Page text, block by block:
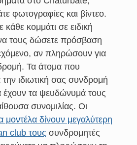
φωτογραφίες και βίντεο.
κάθε κομμάτι σε ειδική
τους δώσετε πρόσβαση
αν πληρώσουν για
Τα άτομα που
ιδιωτική σας συνδρομή
τα ψευδώνυμά τους
συνομιλίας. Οι
μοντέλα δίνουν μεγαλύτερη
club τους συνδρομητές